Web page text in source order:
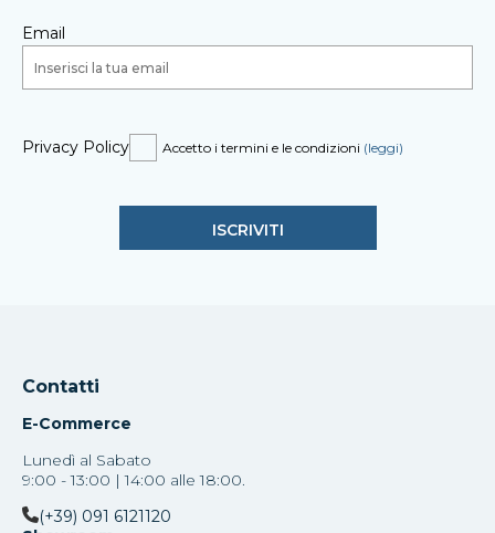
Email
Privacy Policy Accetto i termini e le condizioni (leggi)
Contatti
E-Commerce
Lunedì al Sabato
9:00 - 13:00 | 14:00 alle 18:00.
(+39) 091 6121120